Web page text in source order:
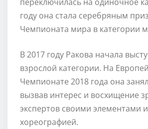
году она стала серебряным
Чемпионата мира в категории
В 2017 году Ракова начала
взрослой категории. На
Чемпионате 2018 года она
вызвав интерес и восхищение
экспертов своими элементами и
хореографией.